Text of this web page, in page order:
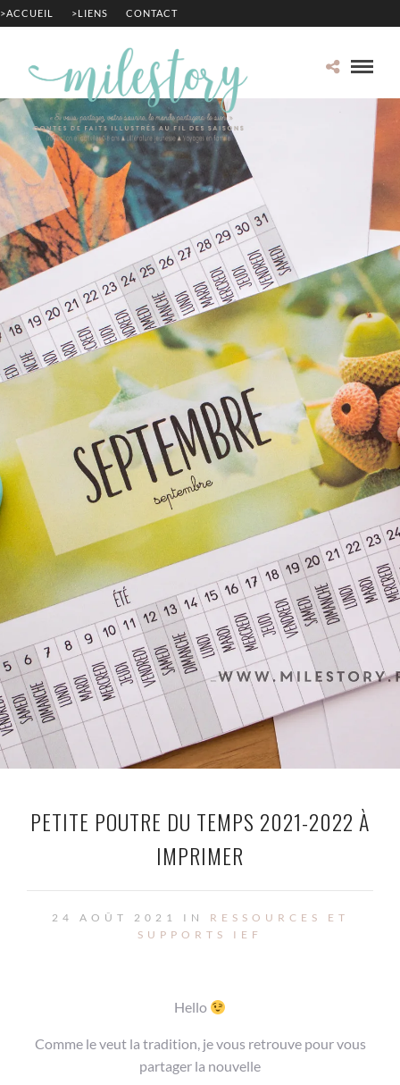
>ACCUEIL >LIENS CONTACT
PETITE POUTRE DU TEMPS 2021-2022 À
IMPRIMER
24 AOÛT 2021 IN RESSOURCES ET
SUPPORTS IEF
Hello
Comme le veut la tradition, je vous retrouve pour vous
partager la nouvelle